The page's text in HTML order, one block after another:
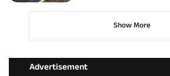
Show More
Advertisement